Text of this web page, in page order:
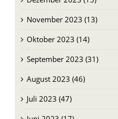
Dezember 2023 (15)
November 2023 (13)
Oktober 2023 (14)
September 2023 (31)
August 2023 (46)
Juli 2023 (47)